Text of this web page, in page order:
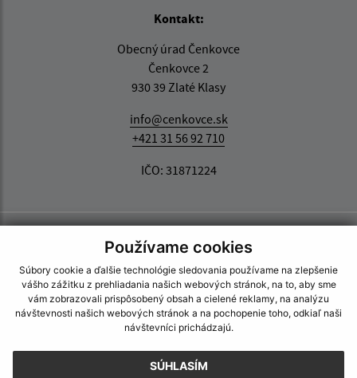
Používame cookies
Súbory cookie a ďalšie technológie sledovania používame na zlepšenie
vášho zážitku z prehliadania našich webových stránok, na to, aby sme
vám zobrazovali prispôsobený obsah a cielené reklamy, na analýzu
návštevnosti našich webových stránok a na pochopenie toho, odkiaľ naši
návštevníci prichádzajú.
SÚHLASÍM
Kontakt:
Obecný úrad Čenkovce
Čenkovce 2
930 39 Zlaté Klasy
info@cenkovce.sk
+421 31 56 92 710
IČO: 31871224